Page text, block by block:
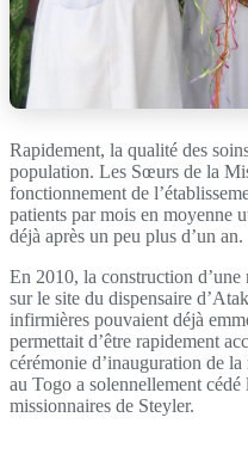
Rapidement, la qualité des
population. Les Sœurs de la
fonctionnement de
patients par mois en moyenne
déjà après un peu plus d’un an.
En 2010, la construction
sur le site du dispensaire
infirmières pouvaient déjà
permettait d’être rapidement
cérémonie d’inauguration de
au Togo a solennellement
missionnaires de Steyler.